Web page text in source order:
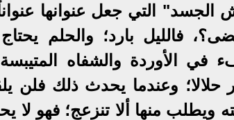
التي جعل عنوانها
فالليل بارد؛ والحلم
في الأوردة والشفاه
حلالا؛ وعندما يحدث ذلك فلن
ويطلب منها ألا تنزعج؛ فهو